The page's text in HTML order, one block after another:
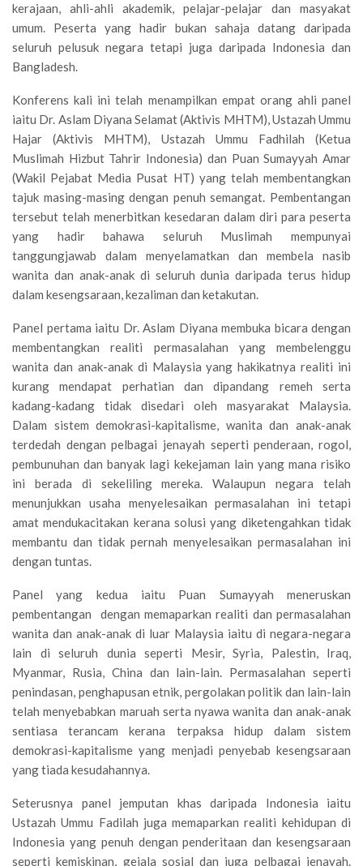
kerajaan, ahli-ahli akademik, pelajar-pelajar dan masyakat
umum. Peserta yang hadir bukan sahaja datang daripada
seluruh pelusuk negara tetapi juga daripada Indonesia dan
Bangladesh.
Konferens kali ini telah menampilkan empat orang ahli panel
iaitu Dr. Aslam Diyana Selamat (Aktivis MHTM), Ustazah Ummu
Hajar (Aktivis MHTM), Ustazah Ummu Fadhilah (Ketua
Muslimah Hizbut Tahrir Indonesia) dan Puan Sumayyah Amar
(Wakil Pejabat Media Pusat HT) yang telah membentangkan
tajuk masing-masing dengan penuh semangat. Pembentangan
tersebut telah menerbitkan kesedaran dalam diri para peserta
yang hadir bahawa seluruh Muslimah mempunyai
tanggungjawab dalam menyelamatkan dan membela nasib
wanita dan anak-anak di seluruh dunia daripada terus hidup
dalam kesengsaraan, kezaliman dan ketakutan.
Panel pertama iaitu Dr. Aslam Diyana membuka bicara dengan
membentangkan realiti permasalahan yang membelenggu
wanita dan anak-anak di Malaysia yang hakikatnya realiti ini
kurang mendapat perhatian dan dipandang remeh serta
kadang-kadang tidak disedari oleh masyarakat Malaysia.
Dalam sistem demokrasi-kapitalisme, wanita dan anak-anak
terdedah dengan pelbagai jenayah seperti penderaan, rogol,
pembunuhan dan banyak lagi kekejaman lain yang mana risiko
ini berada di sekeliling mereka. Walaupun negara telah
menunjukkan usaha menyelesaikan permasalahan ini tetapi
amat mendukacitakan kerana solusi yang diketengahkan tidak
membantu dan tidak pernah menyelesaikan permasalahan ini
dengan tuntas.
Panel yang kedua iaitu Puan Sumayyah meneruskan
pembentangan dengan memaparkan realiti dan permasalahan
wanita dan anak-anak di luar Malaysia iaitu di negara-negara
lain di seluruh dunia seperti Mesir, Syria, Palestin, Iraq,
Myanmar, Rusia, China dan lain-lain. Permasalahan seperti
penindasan, penghapusan etnik, pergolakan politik dan lain-lain
telah menyebabkan maruah serta nyawa wanita dan anak-anak
sentiasa terancam kerana terpaksa hidup dalam sistem
demokrasi-kapitalisme yang menjadi penyebab kesengsaraan
yang tiada kesudahannya.
Seterusnya panel jemputan khas daripada Indonesia iaitu
Ustazah Ummu Fadilah juga memaparkan realiti kehidupan di
Indonesia yang penuh dengan penderitaan dan kesengsaraan
seperti kemiskinan, gejala sosial dan juga pelbagai jenayah.